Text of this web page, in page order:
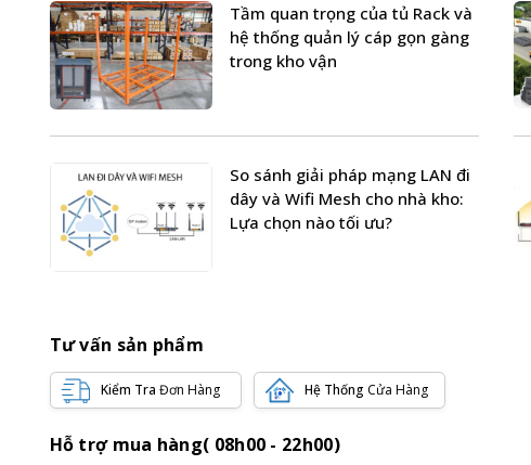
Tầm quan trọng của tủ Rack và
hệ thống quản lý cáp gọn gàng
trong kho vận
So sánh giải pháp mạng LAN đi
dây và Wifi Mesh cho nhà kho:
Lựa chọn nào tối ưu?
Tư vấn sản phẩm
Kiểm Tra Đơn Hàng Hệ Thống Cửa Hàng
Hỗ trợ mua hàng( 08h00 - 22h00)